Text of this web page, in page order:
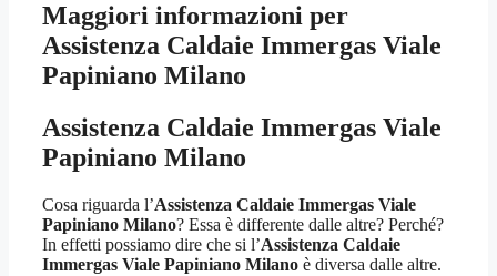
Maggiori informazioni per
Assistenza Caldaie Immergas Viale
Papiniano Milano
Assistenza Caldaie Immergas Viale
Papiniano Milano
Cosa riguarda l’Assistenza Caldaie Immergas Viale
Papiniano Milano? Essa è differente dalle altre? Perché?
In effetti possiamo dire che si l’Assistenza Caldaie
Immergas Viale Papiniano Milano è diversa dalle altre.